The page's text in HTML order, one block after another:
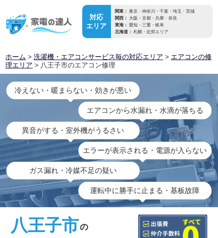
対応
エリア
関東： 東京・神奈川・千葉・埼玉・茨城
関西： 大阪・京都・兵庫・奈良
東海： 愛知・三重・岐阜
北海道： 札幌・近郊エリア
ホーム >洗濯機・エアコンサービス毎の対応エリア > エアコンの修
理エリア > 八王子市のエアコン修理
冷えない・暖まらない・効きが悪い
エアコンから水漏れ・水滴が落ちる
異音がする・室外機がうるさい
エラーが表示される・電源が入らない
ガス漏れ・冷媒不足の疑い
運転中に勝手に止まる・基板故障
八王子市の